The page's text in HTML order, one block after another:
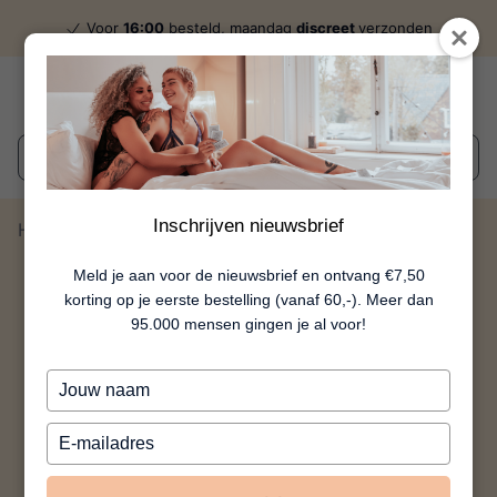
Inschrijven nieuwsbrief
Meld je aan voor de nieuwsbrief en ontvang €7,50
korting op je eerste bestelling (vanaf 60,-). Meer dan
95.000 mensen gingen je al voor!
Typ
je
naam
Typ
je
e-
Voor 16:00 besteld, maandag discreetverzonden
Wat zoek je?
Home Chain Nipple Clamps